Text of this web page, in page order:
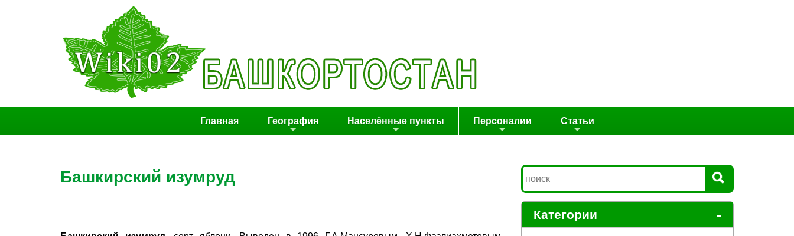
Главная География Населённые пункты Персоналии Статьи
Башкирский изумруд
Категории -